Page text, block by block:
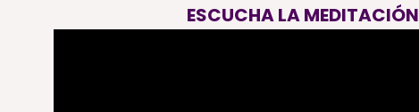
ESCUCHA LA MEDITACIÓN